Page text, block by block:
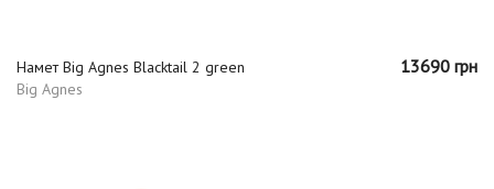
Намет Big Agnes Blacktail 2 green
Big Agnes
13690 грн